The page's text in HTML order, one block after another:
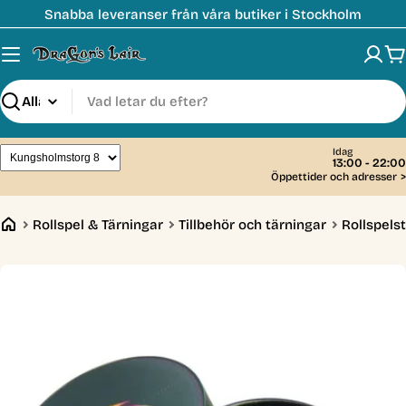
till
innehåll
Snabba leveranser från våra butiker i Stockholm
Sök
Idag
13:00 - 22:00
Öppettider och adresser >
Rollspel & Tärningar Tillbehör och tärningar